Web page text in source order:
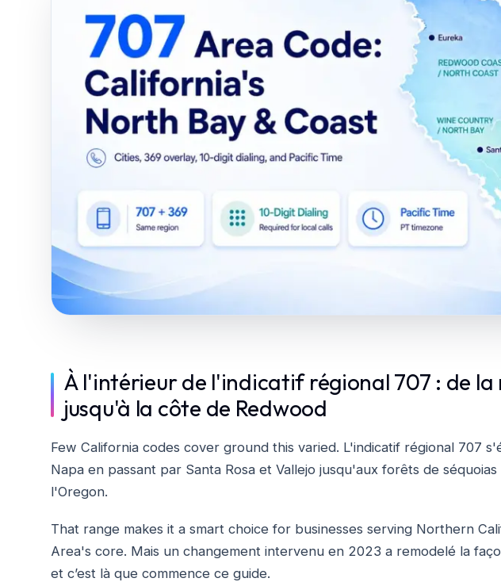
À l'intérieur de l'indicatif régional 707 : de la
jusqu'à la côte de Redwood
Few California codes cover ground this varied. L'indicatif régional 707
Napa en passant par Santa Rosa et Vallejo jusqu'aux forêts de
l'Oregon.
That range makes it a smart choice for businesses serving Northern
Area's core. Mais un changement intervenu en 2023 a remodelé la
et c’est là que commence ce guide.